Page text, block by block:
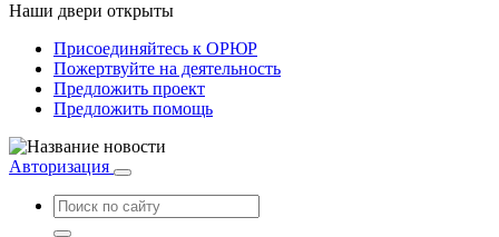
Наши двери открыты
Присоединяйтесь к ОРЮР
Пожертвуйте на деятельность
Предложить проект
Предложить помощь
Авторизация